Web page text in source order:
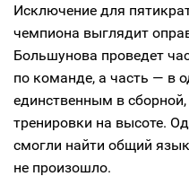
Исключение для
чемпиона выглядит
Большунова проведет
по команде, а часть — в
единственным в
тренировки на высоте.
смогли найти общий
не произошло.